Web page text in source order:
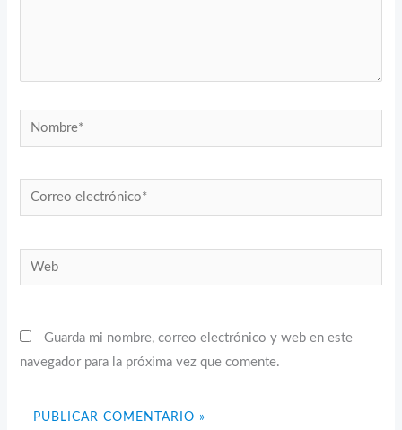
Nombre*
Correo
electrónico*
Web
Guarda mi nombre, correo electrónico y web en este
navegador para la próxima vez que comente.